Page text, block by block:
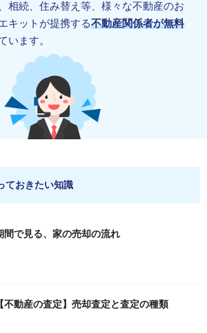
相続、住み替え等、様々な不動産のお
キットが提携する不動産関係者が無料
います。
ておきたい知識
間で見る、家の売却の流れ
【不動産の査定】売却査定と査定の種類